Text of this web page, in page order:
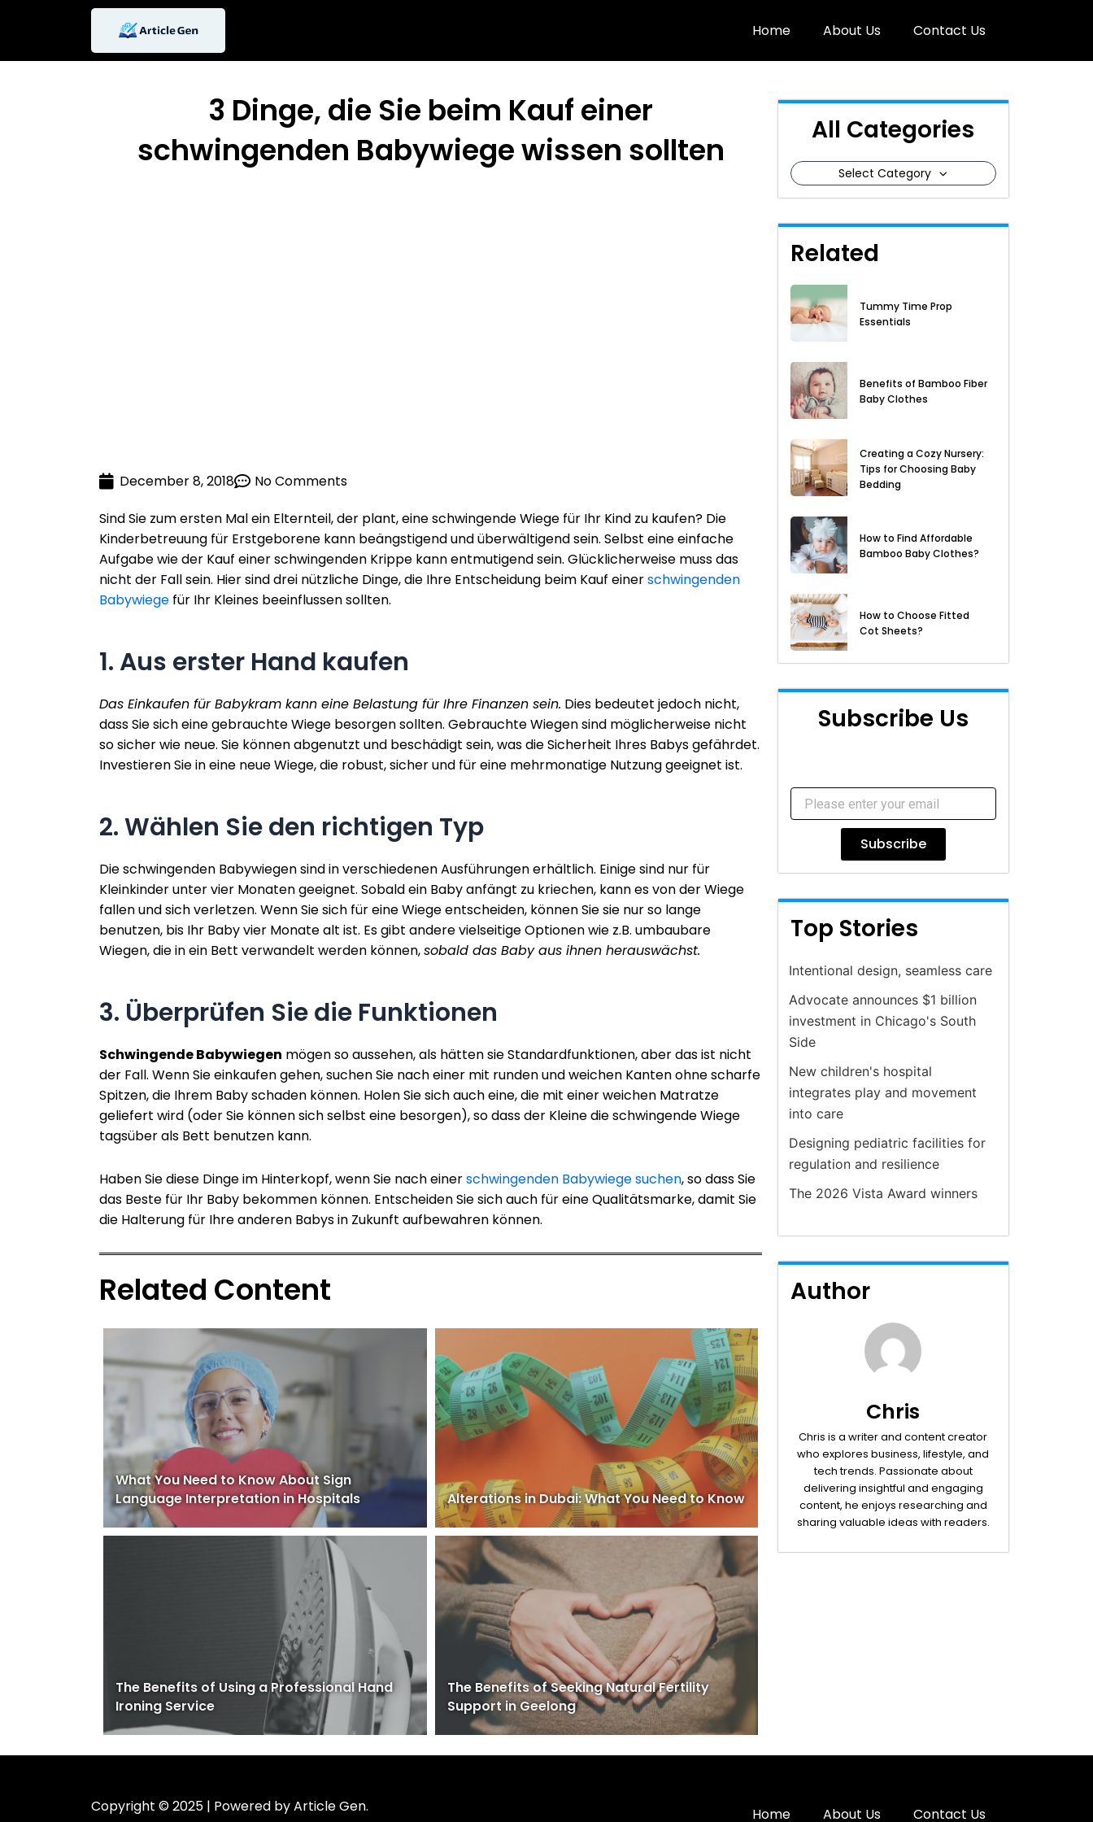
Home About Us Contact Us
3 Dinge, die Sie beim Kauf einer
schwingenden Babywiege wissen sollten
December 8, 2018
No Comments
Sind Sie zum ersten Mal ein Elternteil, der plant, eine schwingende Wiege für Ihr Kind zu kaufen? Die
Kinderbetreuung für Erstgeborene kann beängstigend und überwältigend sein. Selbst eine einfache
Aufgabe wie der Kauf einer schwingenden Krippe kann entmutigend sein. Glücklicherweise muss das
nicht der Fall sein. Hier sind drei nützliche Dinge, die Ihre Entscheidung beim Kauf einerschwingenden
Babywiege für Ihr Kleines beeinflussen sollten.
1. Aus erster Hand kaufen
Das Einkaufen für Babykram kann eine Belastung für Ihre Finanzen sein. Dies bedeutet jedoch nicht,
dass Sie sich eine gebrauchte Wiege besorgen sollten. Gebrauchte Wiegen sind möglicherweise nicht
so sicher wie neue. Sie können abgenutzt und beschädigt sein, was die Sicherheit Ihres Babys gefährdet.
Investieren Sie in eine neue Wiege, die robust, sicher und für eine mehrmonatige Nutzung geeignet ist.
2. Wählen Sie den richtigen Typ
Die schwingenden Babywiegen sind in verschiedenen Ausführungen erhältlich. Einige sind nur für
Kleinkinder unter vier Monaten geeignet. Sobald ein Baby anfängt zu kriechen, kann es von der Wiege
fallen und sich verletzen. Wenn Sie sich für eine Wiege entscheiden, können Sie sie nur so lange
benutzen, bis Ihr Baby vier Monate alt ist. Es gibt andere vielseitige Optionen wie z.B. umbaubare
Wiegen, die in ein Bett verwandelt werden können,sobald das Baby aus ihnen herauswächst.
3. Überprüfen Sie die Funktionen
Schwingende Babywiegen mögen so aussehen, als hätten sie Standardfunktionen, aber das ist nicht
der Fall. Wenn Sie einkaufen gehen, suchen Sie nach einer mit runden und weichen Kanten ohne scharfe
Spitzen, die Ihrem Baby schaden können. Holen Sie sich auch eine, die mit einer weichen Matratze
geliefert wird (oder Sie können sich selbst eine besorgen), so dass der Kleine die schwingende Wiege
tagsüber als Bett benutzen kann.
Haben Sie diese Dinge im Hinterkopf, wenn Sie nach einerschwingenden Babywiege suchen, so dass Sie
das Beste für Ihr Baby bekommen können. Entscheiden Sie sich auch für eine Qualitätsmarke, damit Sie
die Halterung für Ihre anderen Babys in Zukunft aufbewahren können.
Related Content
What You Need to Know About Sign
Language Interpretation in Hospitals
Alterations in Dubai: What You Need to Know
The Benefits of Using a Professional Hand
Ironing Service
The Benefits of Seeking Natural Fertility
Support in Geelong
All Categories
Select Category
Related
Tummy Time Prop
Essentials
Benefits of Bamboo Fiber
Baby Clothes
Creating a Cozy Nursery:
Tips for Choosing Baby
Bedding
How to Find Affordable
Bamboo Baby Clothes?
How to Choose Fitted
Cot Sheets?
Subscribe Us
Subscribe
Top Stories
Intentional design, seamless care
Advocate announces $1 billion
investment in Chicago's South
Side
New children's hospital
integrates play and movement
into care
Designing pediatric facilities for
regulation and resilience
The 2026 Vista Award winners
Author
Chris
Chris is a writer and content creator
who explores business, lifestyle, and
tech trends. Passionate about
delivering insightful and engaging
content, he enjoys researching and
sharing valuable ideas with readers.
Copyright © 2025 | Powered by Article Gen. Home About Us Contact Us